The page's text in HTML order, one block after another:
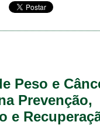
Peso e
Prevenção,
e